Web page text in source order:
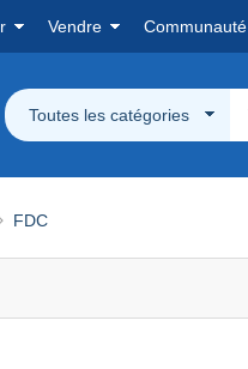
Vendre Communauté
Toutes les catégories
FDC